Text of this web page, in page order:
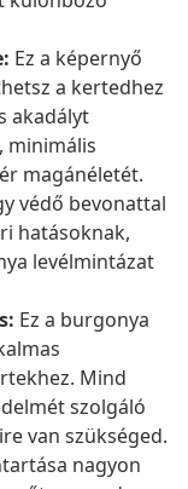
Ez a képernyő
a kertedhez
akadályt
minimális
magánéletét.
védő bevonattal
hatásoknak,
levélmintázat
Ez a burgonya
Mind
szolgáló
van szükséged.
nagyon